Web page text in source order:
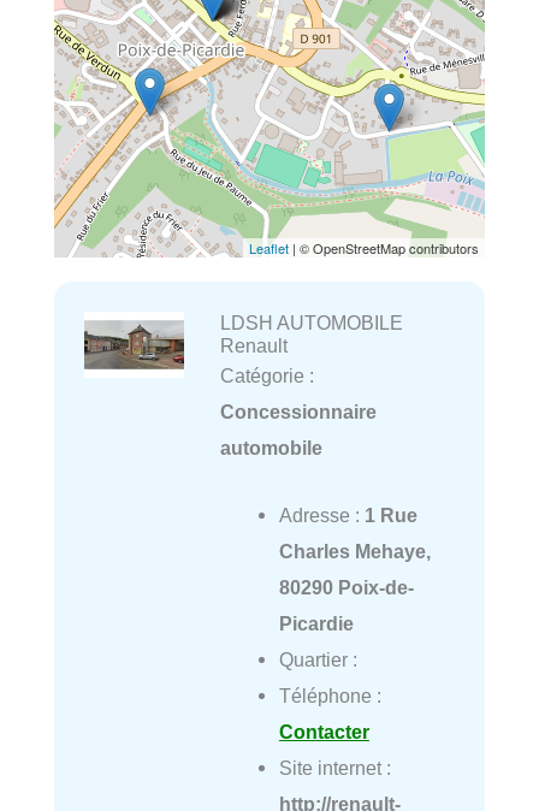
Leaflet | © OpenStreetMap contributors
LDSH AUTOMOBILE
Renault
Catégorie :
Concessionnaire
automobile
Adresse : 1 Rue
Charles Mehaye,
80290 Poix-de-
Picardie
Quartier :
Téléphone :
Contacter
Site internet :
http://renault-